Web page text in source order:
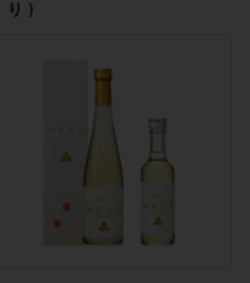
り）